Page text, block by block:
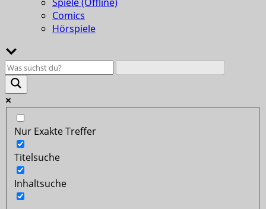
Comics
Hörspiele
Nur Exakte Treffer
Titelsuche
Inhaltsuche